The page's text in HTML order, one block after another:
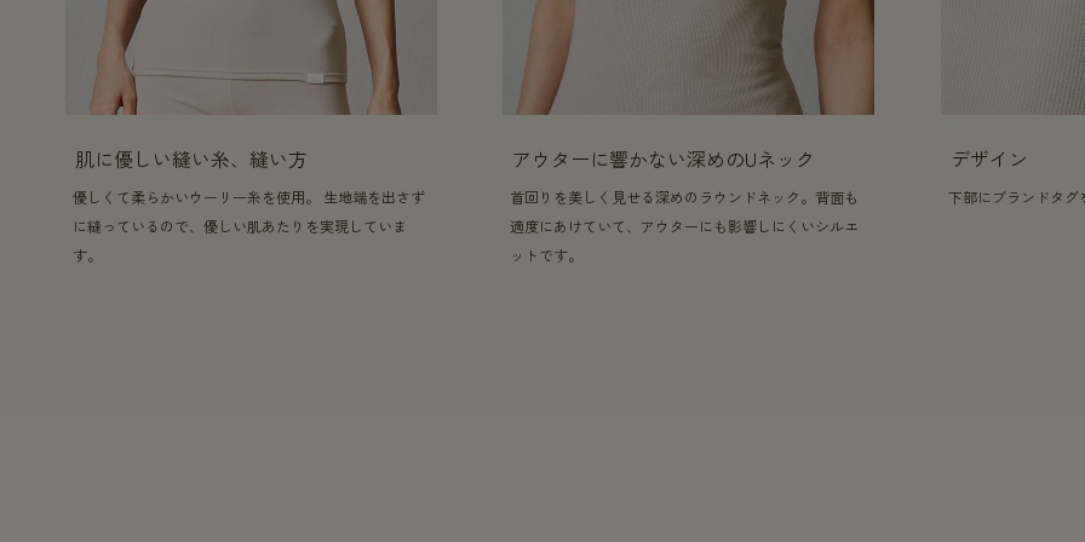
肌に優しい縫い糸、縫い方
優しくて柔らかいウーリー糸を使用。 生地端を出さず
に縫っているので、優しい肌あたりを実現していま
す。
アウターに響かない深めのUネック
首回りを美しく見せる深めのラウンドネック。背面も
適度にあけていて、アウターにも影響しにくいシルエ
ットです。
デザイン
下部にブランドタグ